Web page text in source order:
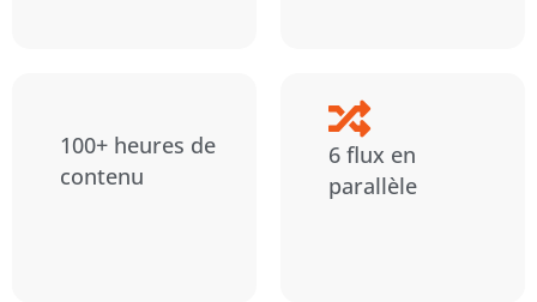
100+ heures de
contenu
6 flux en
parallèle